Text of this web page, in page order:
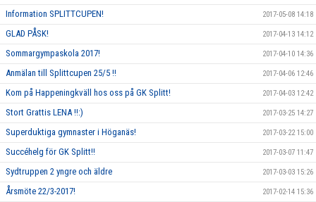
Information SPLITTCUPEN! 2017-05-08 14:18
GLAD PÅSK! 2017-04-13 14:12
Sommargympaskola 2017! 2017-04-10 14:36
Anmälan till Splittcupen 25/5 !! 2017-04-06 12:46
Kom på Happeningkväll hos oss på GK Splitt! 2017-04-03 12:42
Stort Grattis LENA !!:) 2017-03-25 14:27
Superduktiga gymnaster i Höganäs! 2017-03-22 15:00
Succéhelg för GK Splitt!! 2017-03-07 11:47
Sydtruppen 2 yngre och äldre 2017-03-03 15:26
Årsmöte 22/3-2017! 2017-02-14 15:36